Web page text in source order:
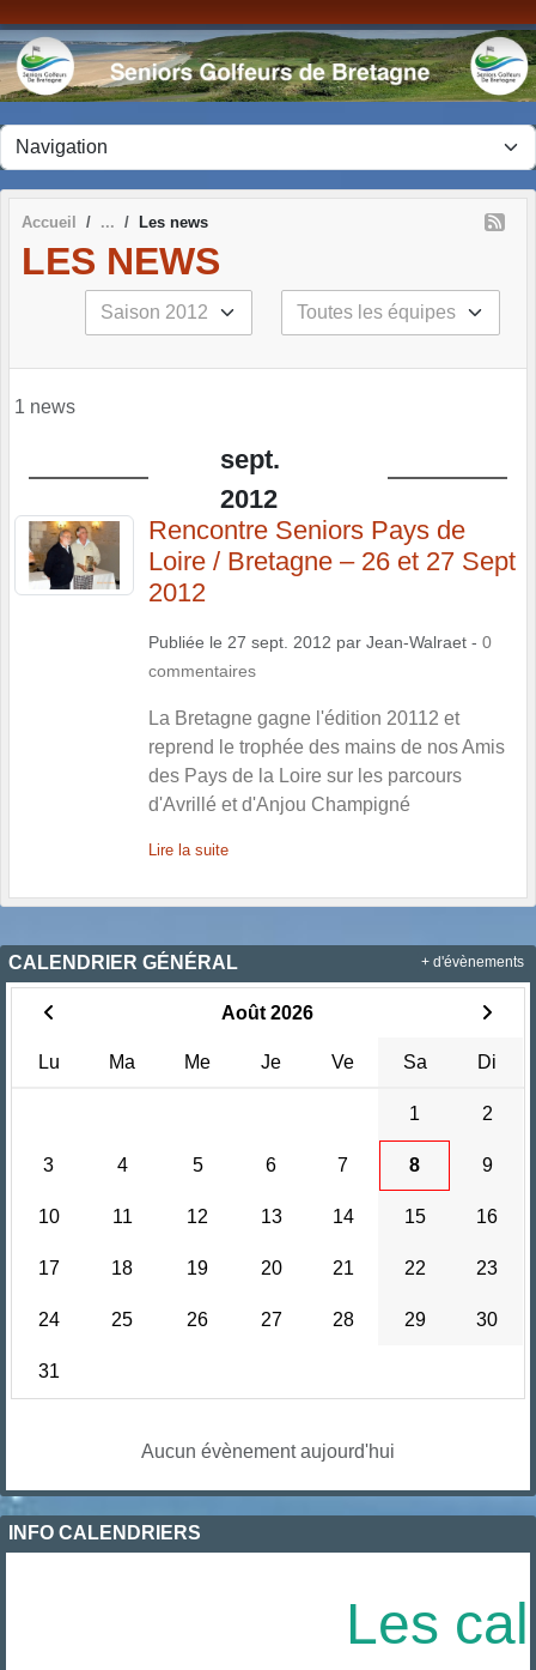
Accueil Les news
LES NEWS
1 news
sept.
2012
Rencontre Seniors Pays de
Loire / Bretagne – 26 et 27 Sept
2012
Publiée le 27 sept. 2012 par Jean-Walraet - 0
commentaires
La Bretagne gagne l'édition 20112 et
reprend le trophée des mains de nos Amis
des Pays de la Loire sur les parcours
d'Avrillé et d'Anjou Champigné
Lire la suite
CALENDRIER GÉNÉRAL
Août 2026
Lu Ma Me Je Ve Sa Di
1 2
3 4 5 6 7 8 9
10 11 12 13 14 15 16
17 18 19 20 21 22 23
24 25 26 27 28 29 30
31
Aucun évènement aujourd'hui
+ d'évènements
INFO CALENDRIERS
Les